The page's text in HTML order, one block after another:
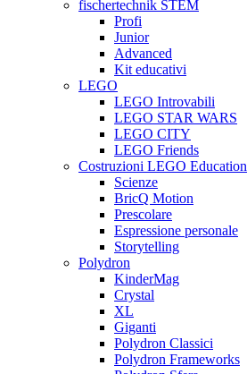
fischertechnik STEM
Profi
Junior
Advanced
Kit educativi
LEGO
LEGO Introvabili
LEGO STAR WARS
LEGO CITY
LEGO Friends
Costruzioni LEGO Education
Scienze
BricQ Motion
Prescolare
Espressione personale
Storytelling
Polydron
KinderMag
Crystal
XL
Giganti
Polydron Classici
Polydron Frameworks